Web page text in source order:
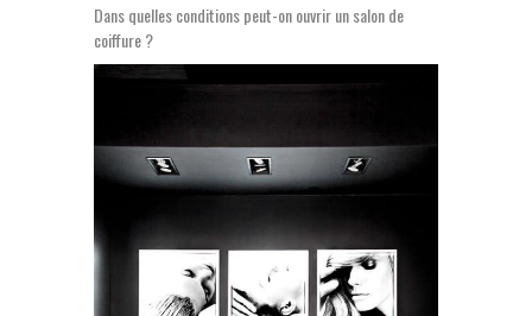
Dans quelles conditions peut-on ouvrir un salon de
coiffure ?